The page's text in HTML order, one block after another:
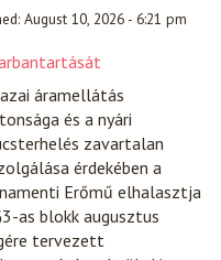
August 10, 2026 - 6:21 pm
áramellátás
és a nyári
zavartalan
érdekében a
Erőmű elhalasztja
as blokk augusztus
tervezett